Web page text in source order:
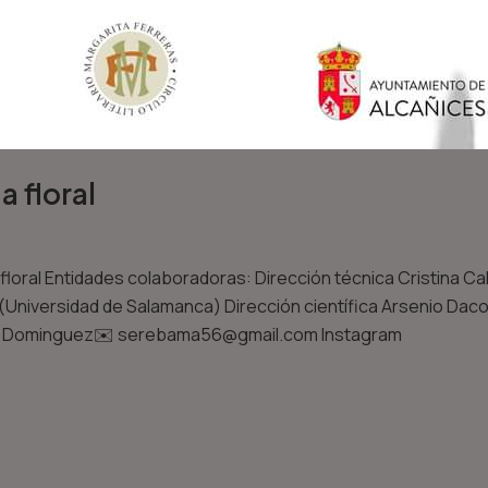
floral
Entidades colaboradoras: Dirección técnica Cristina
(Universidad de Salamanca) Dirección científica Arsenio
serebama56@gmail.com Instagram